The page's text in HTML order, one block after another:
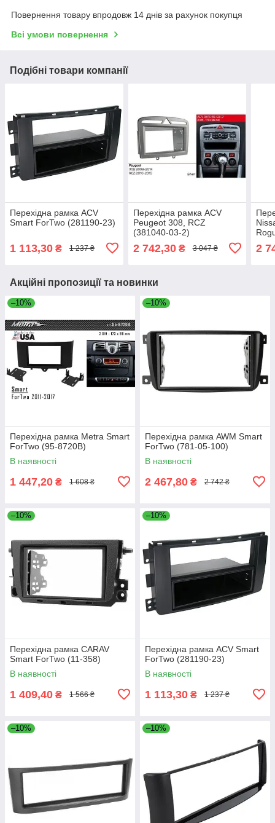
Повернення товару впродовж 14 днів за рахунок покупця
Всі умови повернення
Подібні товари компанії
Перехідна рамка ACV
Smart ForTwo (281190-23)
1 113,30 ₴ 1 237 ₴
Перехідна рамка ACV
Peugeot 308, RCZ
(381040-03-2)
2 742,30₴ 3 047 ₴ 2
Акційні пропозиції та новинки
–10%
Перехідна рамка Metra Smart
ForTwo (95-8720B)
В наявності
1 447,20 ₴ 1 608 ₴
–10%
Перехідна рамка AWM Smart
ForTwo (781-05-100)
В наявності
2 467,80 ₴ 2 742 ₴
–10%
Перехідна рамка CARAV
Smart ForTwo (11-358)
В наявності
1 409,40 ₴ 1 566 ₴
–10%
Перехідна рамка ACV Smart
ForTwo (281190-23)
В наявності
1 113,30 ₴ 1 237 ₴
–10% –10%